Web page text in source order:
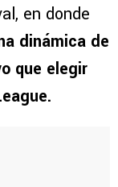
en donde
dinámica de
que elegir